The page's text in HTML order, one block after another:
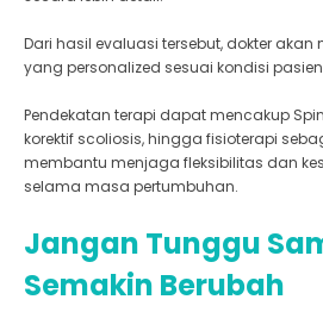
Dari hasil evaluasi tersebut, dokter
yang personalized sesuai kondisi
Pendekatan terapi dapat mencakup
korektif scoliosis, hingga fisioterapi
membantu menjaga fleksibilitas dan
selama masa pertumbuhan.
Jangan Tunggu
Semakin Berubah